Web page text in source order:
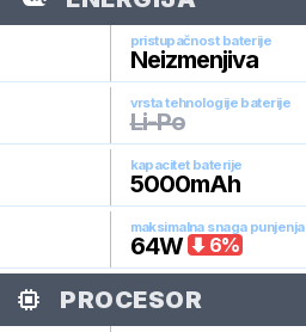
pristupačnost baterije
Neizmenjiva
vrsta tehnologije baterije
Li-Po
kapacitet baterije
5000mAh
maksimalna snaga punjenja
64W 6%
PROCESOR